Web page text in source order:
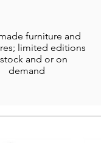
furniture and
limited editions
and or on
demand